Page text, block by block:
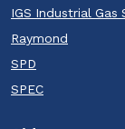
IGS Industrial Gas
Raymond
SPD
SPEC